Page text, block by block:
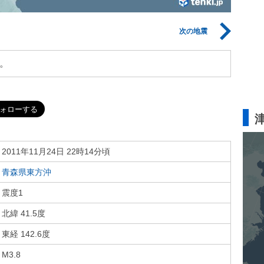
次の地震
2011年11月24日 22時14分頃
青森県東方沖
震度1
北緯 41.5度
東経 142.6度
M3.8